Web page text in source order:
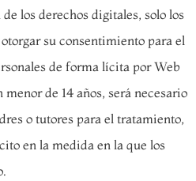
los derechos digitales, solo los
su consentimiento para el
de forma lícita por Web
de 14 años, será necesario
o tutores para el tratamiento,
en la medida en la que los